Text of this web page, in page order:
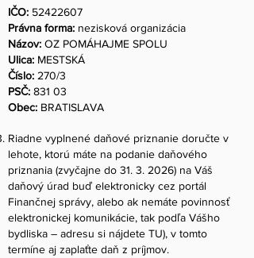
IČO: 52422607
Právna forma: nezisková organizácia
Názov: OZ POMÁHAJME SPOLU
Ulica: MESTSKÁ
Číslo: 270/3
PSČ: 831 03
Obec: BRATISLAVA
Riadne vyplnené daňové priznanie doručte v
lehote, ktorú máte na podanie daňového
priznania (zvyčajne do 31. 3. 2026) na Váš
daňový úrad buď elektronicky cez portál
Finančnej správy, alebo ak nemáte povinnosť
elektronickej komunikácie, tak podľa Vášho
bydliska – adresu si nájdete TU), v tomto
termíne aj zaplaťte daň z príjmov.